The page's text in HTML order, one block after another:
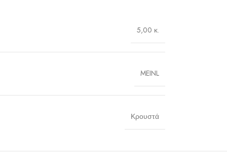
5,00 κ.
MEINL
Κρουστά